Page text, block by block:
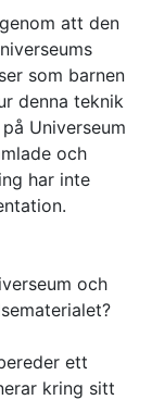
att den
som barnen
denna teknik
Universeum
och
har inte
och
ett
kring sitt